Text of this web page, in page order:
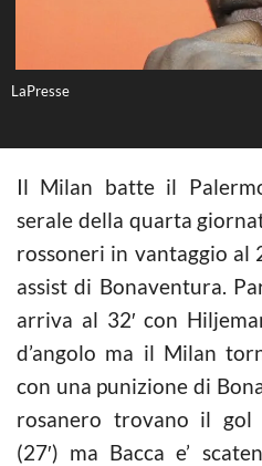
LaPresse
Il Milan batte il
serale della quarta
rossoneri in vantaggio al
assist di Bonaventura.
arriva al 32′ con
d’angolo ma il Milan
con una punizione di
rosanero trovano il gol
(27′) ma Bacca e’